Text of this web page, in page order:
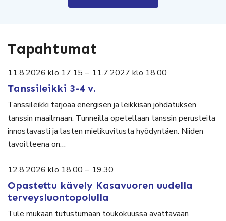
Tapahtumat
11.8.2026 klo 17.15 – 11.7.2027 klo 18.00
Tanssileikki 3-4 v.
Tanssileikki tarjoaa energisen ja leikkisän johdatuksen
tanssin maailmaan. Tunneilla opetellaan tanssin perusteita
innostavasti ja lasten mielikuvitusta hyödyntäen. Niiden
tavoitteena on…
12.8.2026 klo 18.00 – 19.30
Opastettu kävely Kasavuoren uudella
terveysluontopolulla
Tule mukaan tutustumaan toukokuussa avattavaan